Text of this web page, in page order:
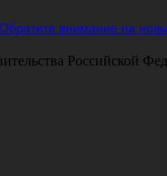
внимание на
Российской